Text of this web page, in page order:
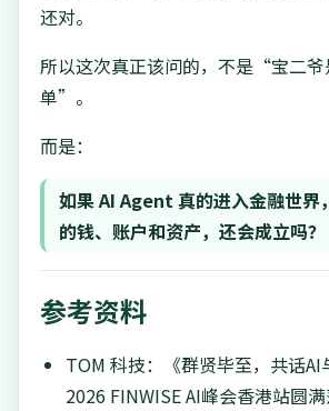
还对。
所以这次真正该问的，不是“宝二
单”。
而是：
如果 AI Agent 真的进入金融世界
的钱、账户和资产，还会成立吗？
参考资料
TOM 科技：《群贤毕至，共话AI
2026 FINWISE AI峰会香港站圆满